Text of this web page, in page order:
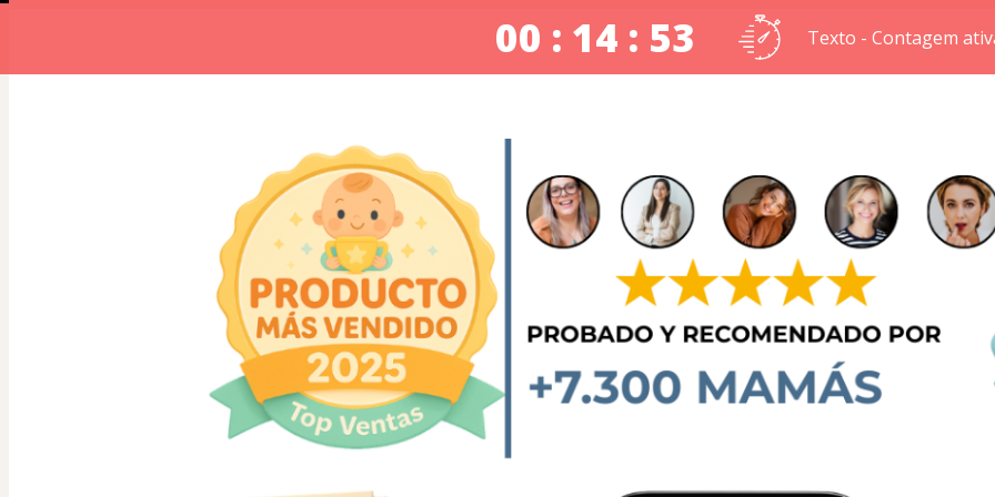
00 : 14 : 52 Texto - Contagem